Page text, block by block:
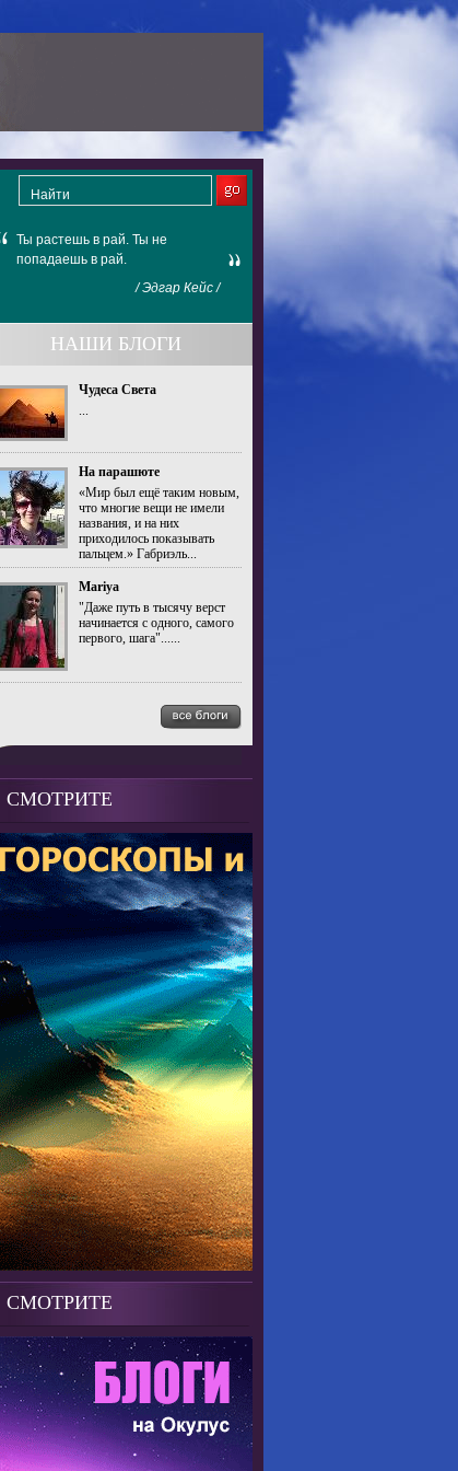
Ты растешь в рай. Ты не
попадаешь в рай.
/ Эдгар Кейс /
НАШИ БЛОГИ
Чудеса Света
...
На парашюте
«Мир был ещё таким новым,
что многие вещи не имели
названия, и на них
приходилось показывать
пальцем.» Габриэль...
Mariya
"Даже путь в тысячу верст
начинается с одного, самого
первого, шага"......
СМОТРИТЕ
СМОТРИТЕ